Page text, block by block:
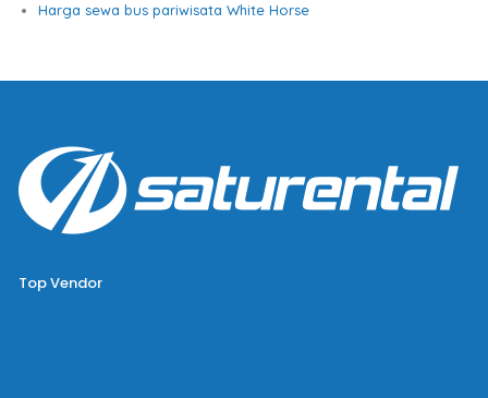
Harga sewa bus pariwisata White Horse
Top Vendor